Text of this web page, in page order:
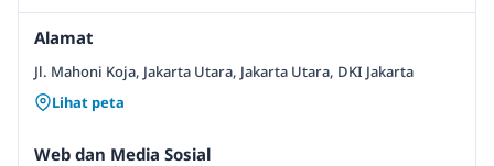
Alamat
Jl. Mahoni Koja, Jakarta Utara, Jakarta Utara, DKI Jakarta
Lihat peta
Web dan Media Sosial